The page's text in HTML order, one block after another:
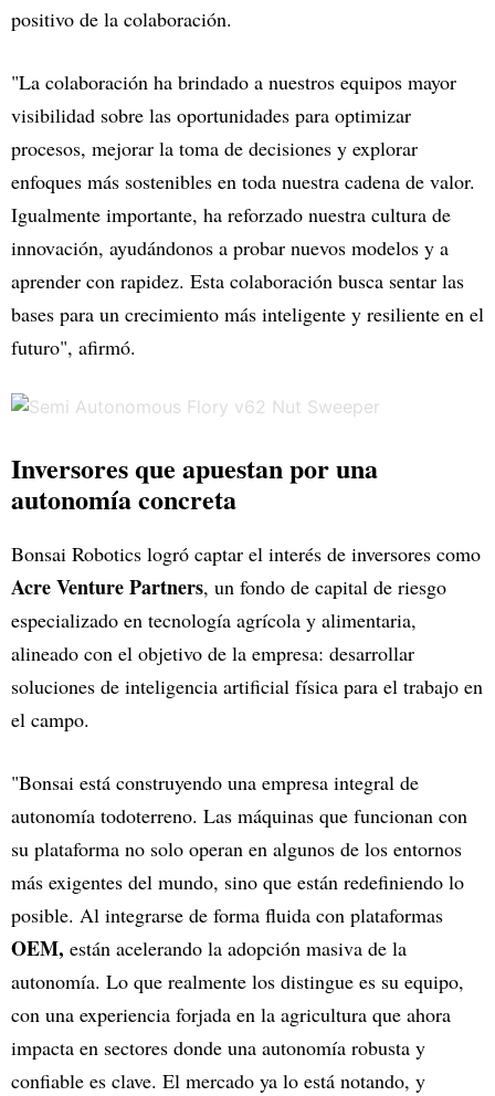
positivo de la colaboración.
"La colaboración ha brindado a nuestros equipos mayor
visibilidad sobre las oportunidades para optimizar
procesos, mejorar la toma de decisiones y explorar
enfoques más sostenibles en toda nuestra cadena de valor.
Igualmente importante, ha reforzado nuestra cultura de
innovación, ayudándonos a probar nuevos modelos y a
aprender con rapidez. Esta colaboración busca sentar las
bases para un crecimiento más inteligente y resiliente en el
futuro", afirmó.
Inversores que apuestan por una
autonomía concreta
Bonsai Robotics logró captar el interés de inversores como
Acre Venture Partners, un fondo de capital de riesgo
especializado en tecnología agrícola y alimentaria,
alineado con el objetivo de la empresa: desarrollar
soluciones de inteligencia artificial física para el trabajo en
el campo.
"Bonsai está construyendo una empresa integral de
autonomía todoterreno. Las máquinas que funcionan con
su plataforma no solo operan en algunos de los entornos
más exigentes del mundo, sino que están redefiniendo lo
posible. Al integrarse de forma fluida con plataformas
OEM, están acelerando la adopción masiva de la
autonomía. Lo que realmente los distingue es su equipo,
con una experiencia forjada en la agricultura que ahora
impacta en sectores donde una autonomía robusta y
confiable es clave. El mercado ya lo está notando, y